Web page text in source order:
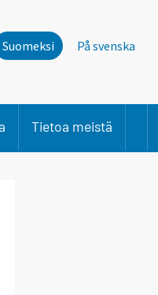
Suomeksi På svenska
Tietoa meistä